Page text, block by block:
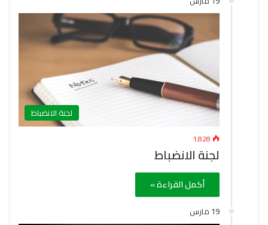
لجنة الانضباط
1٬828
لجنة الانضباط
أكمل القراءة »
19 مارس